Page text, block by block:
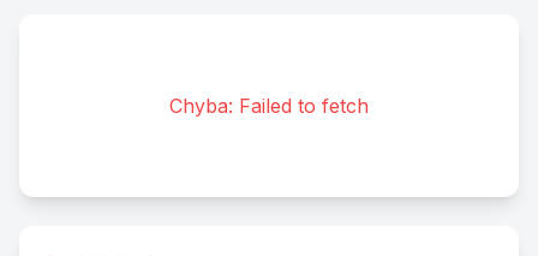
Chyba: Failed to fetch